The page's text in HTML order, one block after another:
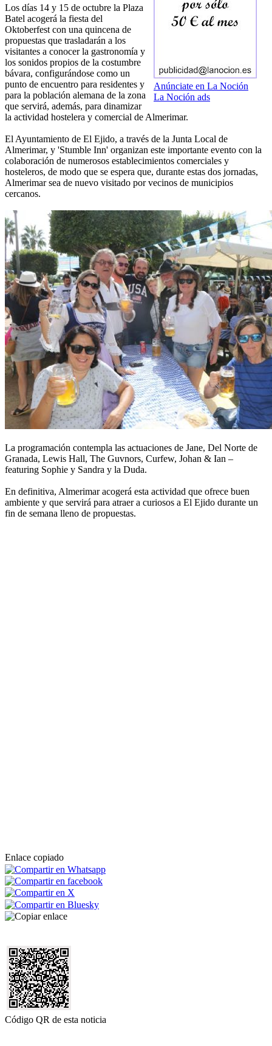
Anúnciate en La Noción
La Noción ads
Los días 14 y 15 de octubre la Plaza
Batel acogerá la fiesta del
Oktoberfest con una quincena de
propuestas que trasladarán a los
visitantes a conocer la gastronomía y
los sonidos propios de la costumbre
bávara, configurándose como un
punto de encuentro para residentes y
para la población alemana de la zona
que servirá, además, para dinamizar
la actividad hostelera y comercial de Almerimar.
El Ayuntamiento de El Ejido, a través de la Junta Local de
Almerimar, y 'Stumble Inn' organizan este importante evento con la
colaboración de numerosos establecimientos comerciales y
hosteleros, de modo que se espera que, durante estas dos jornadas,
Almerimar sea de nuevo visitado por vecinos de municipios
cercanos.
La programación contempla las actuaciones de Jane, Del Norte de
Granada, Lewis Hall, The Guvnors, Curfew, Johan & Ian –
featuring Sophie y Sandra y la Duda.
En definitiva, Almerimar acogerá esta actividad que ofrece buen
ambiente y que servirá para atraer a curiosos a El Ejido durante un
fin de semana lleno de propuestas.
Enlace copiado
Código QR de esta noticia